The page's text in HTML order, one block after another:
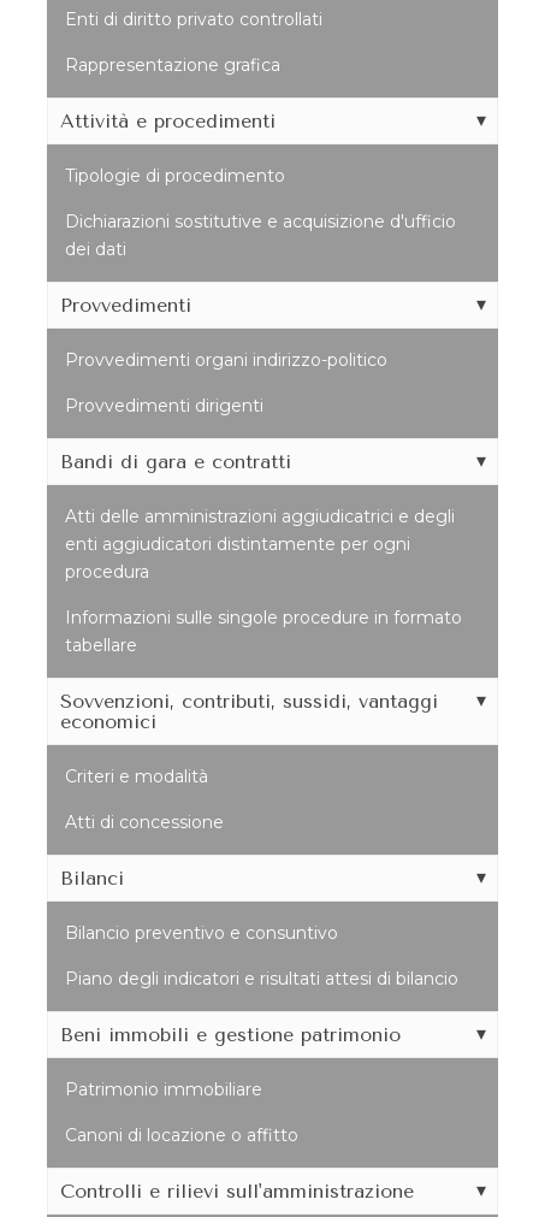
Enti di diritto privato controllati
Rappresentazione grafica
Attività e procedimenti
Tipologie di procedimento
Dichiarazioni sostitutive e acquisizione d'ufficio
dei dati
Provvedimenti
Provvedimenti organi indirizzo-politico
Provvedimenti dirigenti
Bandi di gara e contratti
Atti delle amministrazioni aggiudicatrici e degli
enti aggiudicatori distintamente per ogni
procedura
Informazioni sulle singole procedure in formato
tabellare
Sovvenzioni, contributi, sussidi, vantaggi
economici
Criteri e modalità
Atti di concessione
Bilanci
Bilancio preventivo e consuntivo
Piano degli indicatori e risultati attesi di bilancio
Beni immobili e gestione patrimonio
Patrimonio immobiliare
Canoni di locazione o affitto
Controlli e rilievi sull'amministrazione